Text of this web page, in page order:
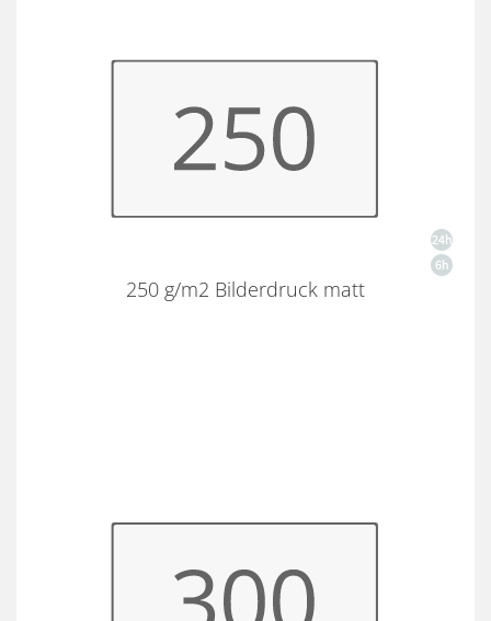
250 g/m2 Bilderdruck matt